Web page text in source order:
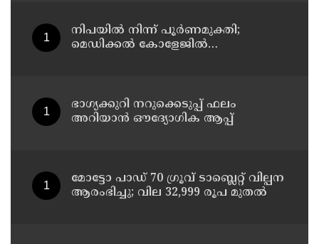
നിപയിൽ നിന്ന് പൂർണമുക്തി;
മെഡിക്കൽ കോളേജിൽ
ഭാഗ്യക്കുറി നറുക്കെടുപ്പ് ഫലം
അറിയാൻ ഔദ്യോഗിക ആപ്പ്
മോട്ടോ പാഡ് 70 ഗ്രൂവ് ടാബ്ലെറ്റ് വില്പന
ആരംഭിച്ചു; വില 32,999 രൂപ മുതൽ